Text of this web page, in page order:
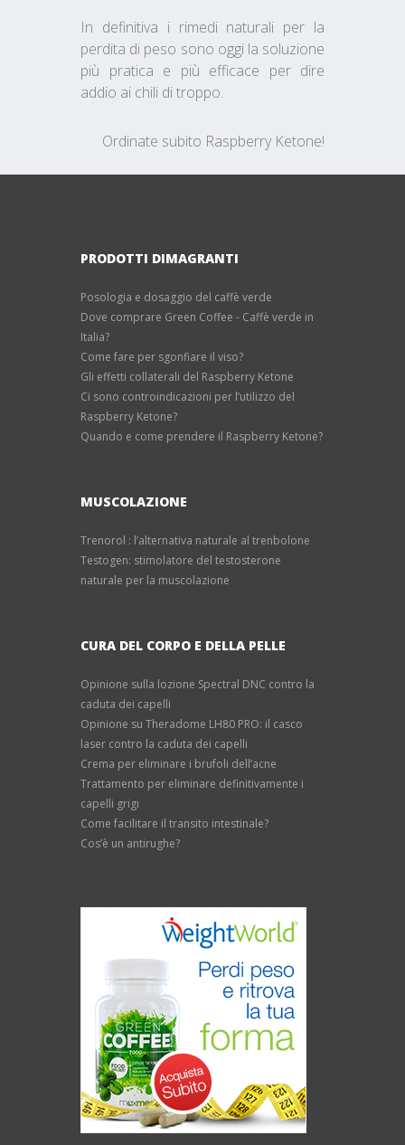
In definitiva i rimedi naturali per la
perdita di peso sono oggi la soluzione
più pratica e più efficace per dire
addio ai chili di troppo.
Ordinate subito Raspberry Ketone!
PRODOTTI DIMAGRANTI
Posologia e dosaggio del caffè verde
Dove comprare Green Coffee - Caffè verde in
Italia?
Come fare per sgonfiare il viso?
Gli effetti collaterali del Raspberry Ketone
Ci sono controindicazioni per l’utilizzo del
Raspberry Ketone?
Quando e come prendere il Raspberry Ketone?
MUSCOLAZIONE
Trenorol : l’alternativa naturale al trenbolone
Testogen: stimolatore del testosterone
naturale per la muscolazione
CURA DEL CORPO E DELLA PELLE
Opinione sulla lozione Spectral DNC contro la
caduta dei capelli
Opinione su Theradome LH80 PRO: il casco
laser contro la caduta dei capelli
Crema per eliminare i brufoli dell’acne
Trattamento per eliminare definitivamente i
capelli grigi
Come facilitare il transito intestinale?
Cos’è un antirughe?